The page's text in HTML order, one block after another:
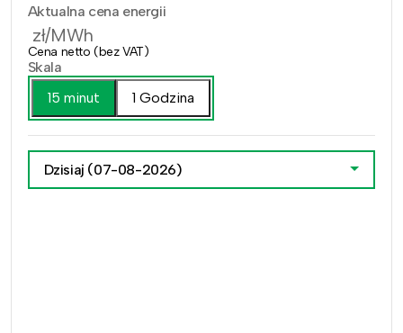
Aktualna cena energii
zł/MWh
Cena netto (bez VAT)
Skala
15 minut
1 Godzina
Dzisiaj (07-08-2026)